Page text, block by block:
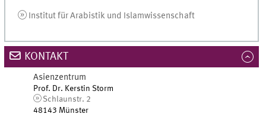
Institut für Arabistik und Islamwissenschaft
KONTAKT
Asienzentrum
Prof. Dr. Kerstin Storm
Schlaunstr. 2
48143 Münster